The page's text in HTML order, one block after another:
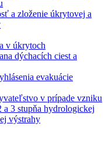
a zloženie úkrytovej a
v úkrytoch
dýchacích ciest a
evakuácie
v prípade vzniku
3 stupňa hydrologickej
výstrahy